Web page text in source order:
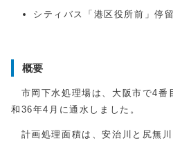
シティバス「港区役所前」停
概要
市岡下水処理場は、大阪市で4番
和36年4月に通水しました。
計画処理面積は、安治川と尻無